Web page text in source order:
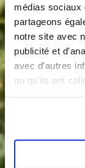
médias sociaux
partageons
notre site avec
publicité et
avec d'autres
ou qu'ils ont